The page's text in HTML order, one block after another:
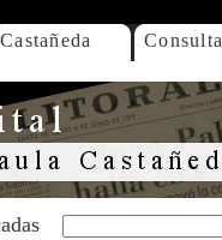
Castañeda Consulta